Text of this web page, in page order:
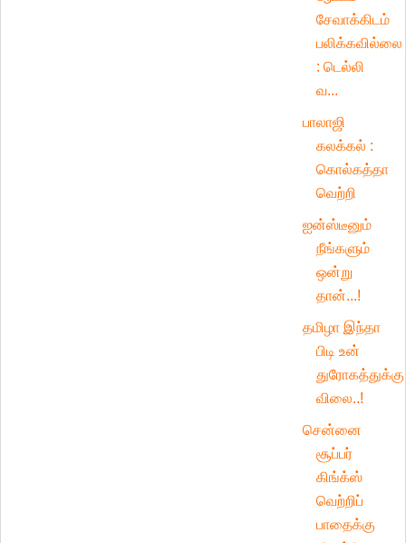
சேவாக்கிடம்
பலிக்கவில்லை
: டெல்லி
வ...
பாலாஜி
கலக்கல் :
கொல்கத்தா
வெற்றி
ஐன்ஸ்டீனும்
நீங்களும்
ஒன்று
தான்...!
தமிழா இந்தா
பிடி உன்
துரோகத்துக்கு
விலை..!
சென்னை
சூப்பர்
கிங்க்ஸ்
வெற்றிப்
பாதைக்கு